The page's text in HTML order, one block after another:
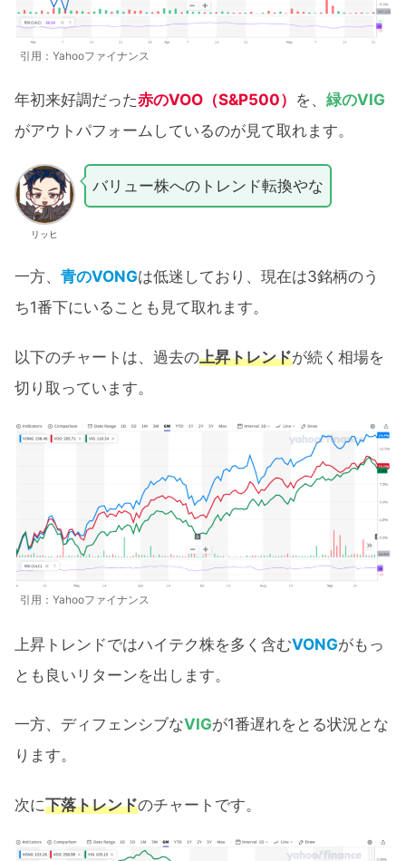
引用：Yahooファイナンス
年初来好調だった赤のVOO（S&P500） を、 緑のVIG
がアウトパフォームしているのが見て取れます。
リッヒ
バリュー株へのトレンド転換やな
一方、 青のVONGは低迷しており、現在は3銘柄のう
ち1番下にいることも見て取れます。
以下のチャートは、過去の上昇トレンドが続く相場を
切り取っています。
引用：Yahooファイナンス
上昇トレンドではハイテク株を多く含むVONGがもっ
とも良いリターンを出します。
一方、ディフェンシブなVIGが1番遅れをとる状況とな
ります。
次に下落トレンドのチャートです。